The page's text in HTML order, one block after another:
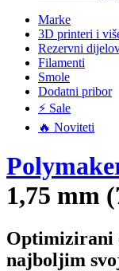
Marke
3D printeri i
Rezervni
Filamenti
Smole
Dodatni pribor
⚡ Sale
🔥 Noviteti
1,75 mm
Optimizirani
najboljim